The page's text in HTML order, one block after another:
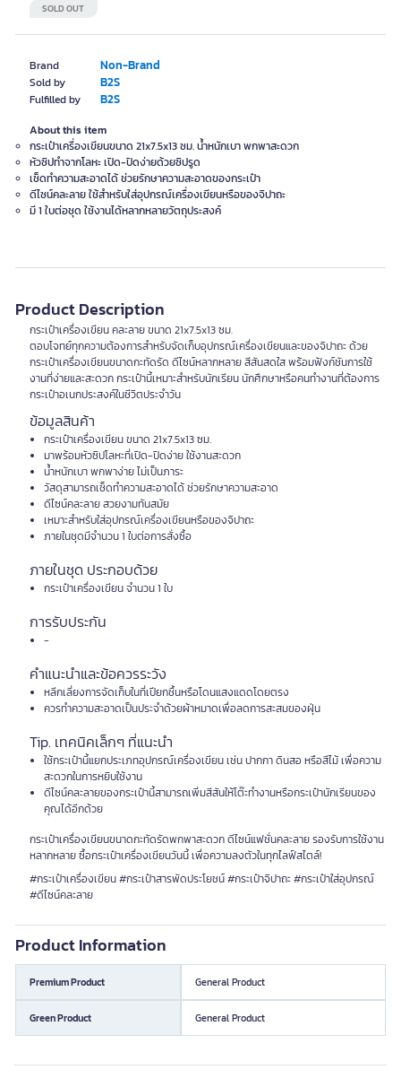
Brand Non-Brand
Sold by B2S
Fulfilled by B2S
SOLD OUT
About this item
กระเป๋าเครื่องเขียนขนาด 21x7.5x13 ซม. น้ำหนักเบา พกพาสะดวก
หัวซิปทำจากโลหะ เปิด-ปิดง่ายด้วยซิปรูด
เช็ดทำความสะอาดได้ ช่วยรักษาความสะอาดของกระเป๋า
ดีไซน์คละลาย ใช้สำหรับใส่อุปกรณ์เครื่องเขียนหรือของจิปาถะ
มี 1 ใบต่อชุด ใช้งานได้หลากหลายวัตถุประสงค์
Product Description
กระเป๋าเครื่องเขียน คละลาย ขนาด 21x7.5x13 ซม.
ตอบโจทย์ทุกความต้องการสำหรับจัดเก็บอุปกรณ์เครื่องเขียนและของจิปาถะ ด้วย
กระเป๋าเครื่องเขียนขนาดกะทัดรัด ดีไซน์หลากหลาย สีสันสดใส พร้อมฟังก์ชันการใช้
งานที่ง่ายและสะดวก กระเป๋านี้เหมาะสำหรับนักเรียน นักศึกษาหรือคนทำงานที่ต้องการ
กระเป๋าอเนกประสงค์ในชีวิตประจำวัน
ข้อมูลสินค้า
กระเป๋าเครื่องเขียน ขนาด 21x7.5x13 ซม.
มาพร้อมหัวซิปโลหะที่เปิด-ปิดง่าย ใช้งานสะดวก
น้ำหนักเบา พกพาง่าย ไม่เป็นภาระ
วัสดุสามารถเช็ดทำความสะอาดได้ ช่วยรักษาความสะอาด
ดีไซน์คละลาย สวยงามทันสมัย
เหมาะสำหรับใส่อุปกรณ์เครื่องเขียนหรือของจิปาถะ
ภายในชุดมีจำนวน 1 ใบต่อการสั่งซื้อ
ภายในชุด ประกอบด้วย
กระเป๋าเครื่องเขียน จำนวน 1 ใบ
การรับประกัน
-
คำแนะนำและข้อควรระวัง
หลีกเลี่ยงการจัดเก็บในที่เปียกชื้นหรือโดนแสงแดดโดยตรง
ควรทำความสะอาดเป็นประจำด้วยผ้าหมาดเพื่อลดการสะสมของฝุ่น
Tip. เทคนิคเล็กๆ ที่แนะนำ
ใช้กระเป๋านี้แยกประเภทอุปกรณ์เครื่องเขียน เช่น ปากกา ดินสอ หรือสีไม้ เพื่อความ
สะดวกในการหยิบใช้งาน
ดีไซน์คละลายของกระเป๋านี้สามารถเพิ่มสีสันให้โต๊ะทำงานหรือกระเป๋านักเรียนของ
คุณได้อีกด้วย
กระเป๋าเครื่องเขียนขนาดกะทัดรัดพกพาสะดวก ดีไซน์แฟชั่นคละลาย รองรับการใช้งาน
หลากหลาย ซื้อกระเป๋าเครื่องเขียนวันนี้ เพื่อความลงตัวในทุกไลฟ์สไตล์!
#กระเป๋าเครื่องเขียน #กระเป๋าสารพัดประโยชน์ #กระเป๋าจิปาถะ #กระเป๋าใส่อุปกรณ์
#ดีไซน์คละลาย
Product Information
Premium Product General Product
Green Product General Product